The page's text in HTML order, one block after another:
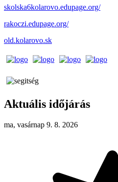
skolska6kolarovo.edupage.org/
rakoczi.edupage.org/
old.kolarovo.sk
Aktuális időjárás
ma, vasárnap 9. 8. 2026